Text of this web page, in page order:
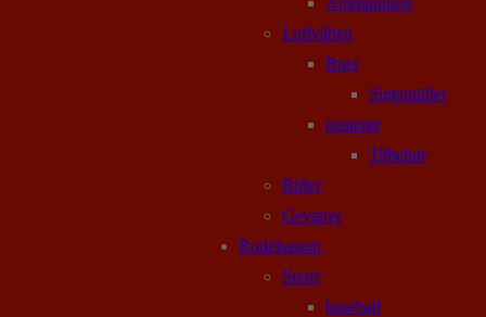
Luftvåben
Buer
Sigtemidler
pusterør
Tilbehør
Rifler
Geværer
Rodekassen
Sport
baseball